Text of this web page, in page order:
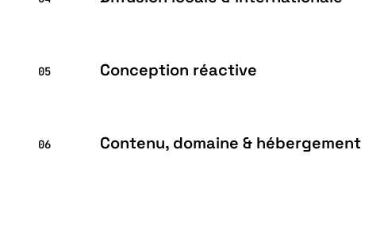
05 Conception réactive
06 Contenu, domaine & hébergement